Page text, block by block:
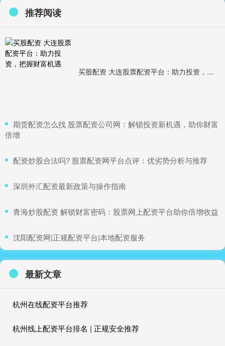
推荐阅读
买股配资 大连股票配资平台：助力投资，把握财富机遇
​期货配资怎么找 股票配资公司网：解锁投资新机遇，助你财富
倍增
​配资炒股合法吗? 股票配资网平台点评：优劣势分析与推荐
​深圳外汇配资最新政策与操作指南
​青海炒股配资 解锁财富密码：股票网上配资平台助你倍增收益
​沈阳配资网|正规配资平台|本地配资服务
最新文章
杭州在线配资平台推荐
杭州线上配资平台排名 | 正规安全推荐